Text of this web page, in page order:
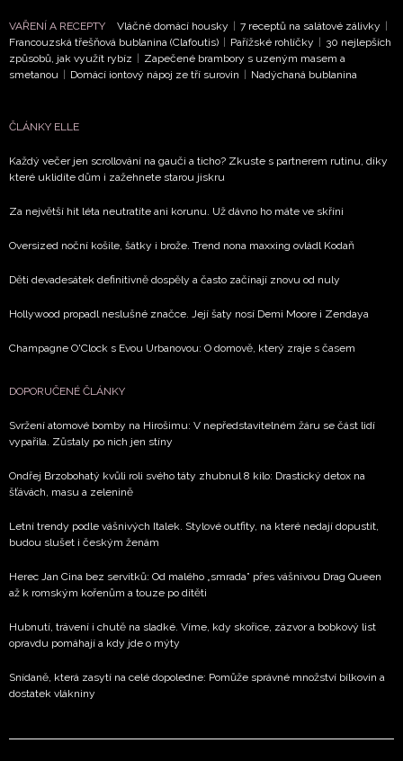
ochrany soukromí- BurdaMedia Extra s.r.o. bude s
Vašimi údaji pracovat zejména k organizaci a
vyhodnocení akce a zasílání novinek.
informace od našich partnerů? Pokud souhlasíte se
soukromí BurdaMedia Extra s.r.o., zaškrtněte toto pole.
VAŘENÍ A RECEPTY Vláčné domácí housky 7 receptů na salátové zálivky
Francouzská třešňová bublanina (Clafoutis)
Pařížské rohlíčky
30 nejlepších
způsobů, jak využít rybíz
Zapečené brambory s uzeným masem a
smetanou
Domácí iontový nápoj ze tří surovin Nadýchaná bublanina
ČLÁNKY ELLE
Každý večer jen scrollování na gauči a ticho? Zkuste s partnerem rutinu, díky
které uklidíte dům i zažehnete starou jiskru
Za největší hit léta neutratíte ani korunu. Už dávno ho máte ve skříni
Oversized noční košile, šátky i brože. Trend nona maxxing ovládl Kodaň
Děti devadesátek definitivně dospěly a často začínají znovu od nuly
Hollywood propadl neslušné značce. Její šaty nosí Demi Moore i Zendaya
Champagne O'Clock s Evou Urbanovou: O domově, který zraje s časem
DOPORUČENÉ ČLÁNKY
Svržení atomové bomby na Hirošimu: V nepředstavitelném žáru se část lidí
vypařila. Zůstaly po nich jen stíny
Ondřej Brzobohatý kvůli roli svého táty zhubnul 8 kilo: Drastický detox na
šťávách, masu a zelenině
Letní trendy podle vášnivých Italek. Stylové outfity, na které nedají dopustit,
budou slušet i českým ženám
Herec Jan Cina bez servítků: Od malého „smrada” přes vášnivou Drag Queen
až k romským kořenům a touze po dítěti
Hubnutí, trávení i chutě na sladké. Víme, kdy skořice, zázvor a bobkový list
opravdu pomáhají a kdy jde o mýty
Snídaně, která zasytí na celé dopoledne: Pomůže správné množství bílkovin a
dostatek vlákniny